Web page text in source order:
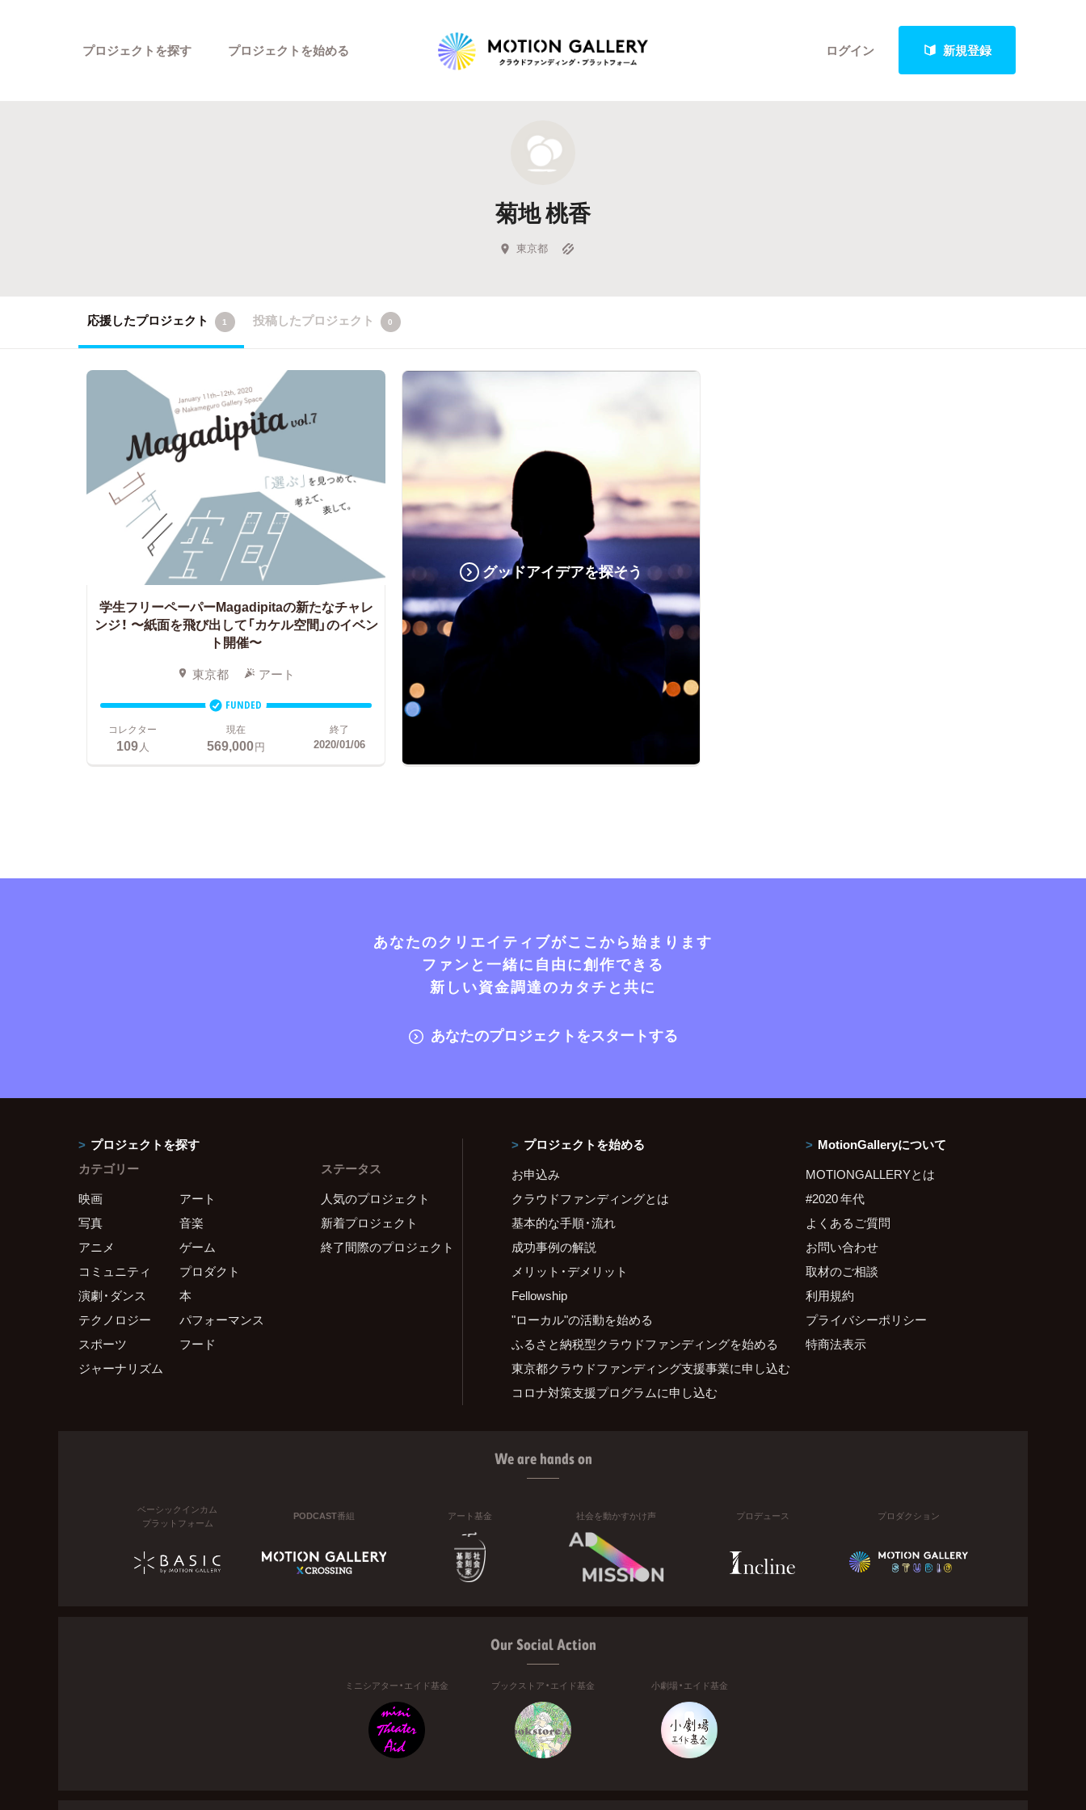
ログイン 新規登録
プロジェクトを探す
新着プロジェクト
Feature
キュレーターから探す
プロジェクトを始める
菊地 桃香
東京都
応援したプロジェクト 1 投稿したプロジェクト 0
学生フリーペーパーMagadipitaの新たなチャレ
ンジ！ 〜紙面を飛び出して「カケル空間」のイベン
ト開催〜
東京都 アート
FUNDED
コレクター
109人
現在
569,000円
終了
2020/01/06
グッドアイデアを探そう
あなたのクリエイティブがここから始まります
ファンと一緒に自由に創作できる
新しい資金調達のカタチと共に
あなたのプロジェクトをスタートする
プロジェクトを探す
カテゴリー
映画
アート
写真
音楽
アニメ
ゲーム
コミュニティ
プロダクト
演劇・ダンス
本
テクノロジー
パフォーマンス
スポーツ
フード
ジャーナリズム
ステータス
人気のプロジェクト
新着プロジェクト
終了間際のプロジェクト
プロジェクトを始める
お申込み
クラウドファンディングとは
基本的な手順・流れ
成功事例の解説
メリット・デメリット
Fellowship
"ローカル"の活動を始める
ふるさと納税型クラウドファンディングを始める
東京都クラウドファンディング支援事業に申し込む
コロナ対策支援プログラムに申し込む
MotionGalleryについて
MOTIONGALLERYとは
#2020 年代
よくあるご質問
お問い合わせ
取材のご相談
利用規約
プライバシーポリシー
特商法表示
We are hands on
ベーシックインカム
プラットフォーム
PODCAST番組 アート基金 社会を動かすかけ声 プロデュース プロダクション
Our Social Action
ミニシアター・エイド基金 ブックストア・エイド基金 小劇場・エイド基金